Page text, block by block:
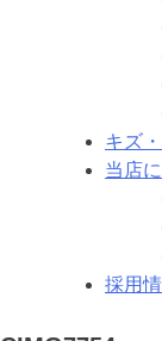
キズ
当店
採用